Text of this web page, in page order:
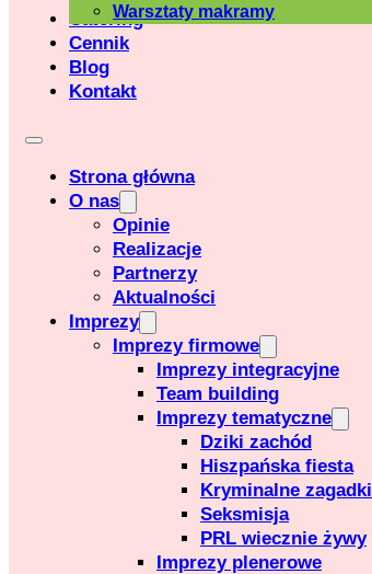
Warsztaty makramy
Catering
Cennik
Blog
Kontakt
Strona główna
O nas
Opinie
Realizacje
Partnerzy
Aktualności
Imprezy
Imprezy firmowe
Imprezy integracyjne
Team building
Imprezy tematyczne
Dziki zachód
Hiszpańska fiesta
Kryminalne zagadki
Seksmisja
PRL wiecznie żywy
Imprezy plenerowe